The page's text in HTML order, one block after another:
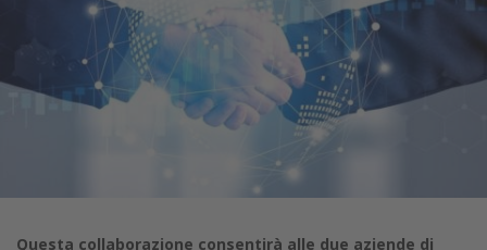
Questa collaborazione consentirà alle due aziende di